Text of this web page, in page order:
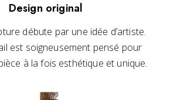
Design original
débute par une idée d’artiste.
est soigneusement pensé pour
à la fois esthétique et unique.